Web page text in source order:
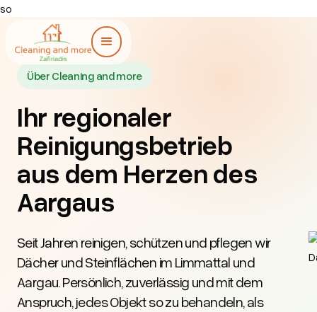
so
Über Cleaning and more
Ihr regionaler
Reinigungs­betrieb
aus dem Herzen des
Aargaus
Seit Jahren reinigen, schützen und pflegen wir
Dächer und Steinflächen im Limmattal und
Aargau. Persönlich, zuverlässig und mit dem
Anspruch, jedes Objekt so zu behandeln, als